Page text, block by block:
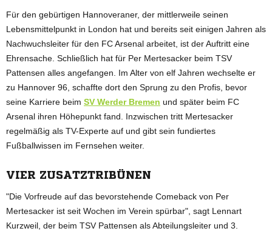
Für den gebürtigen Hannoveraner, der mittlerweile seinen
Lebensmittelpunkt in London hat und bereits seit einigen Jahren als
Nachwuchsleiter für den FC Arsenal arbeitet, ist der Auftritt eine
Ehrensache. Schließlich hat für Per Mertesacker beim TSV
Pattensen alles angefangen. Im Alter von elf Jahren wechselte er
zu Hannover 96, schaffte dort den Sprung zu den Profis, bevor
seine Karriere beim SV Werder Bremen und später beim FC
Arsenal ihren Höhepunkt fand. Inzwischen tritt Mertesacker
regelmäßig als TV-Experte auf und gibt sein fundiertes
Fußballwissen im Fernsehen weiter.
VIER ZUSATZTRIBÜNEN
"Die Vorfreude auf das bevorstehende Comeback von Per
Mertesacker ist seit Wochen im Verein spürbar", sagt Lennart
Kurzweil, der beim TSV Pattensen als Abteilungsleiter und 3.